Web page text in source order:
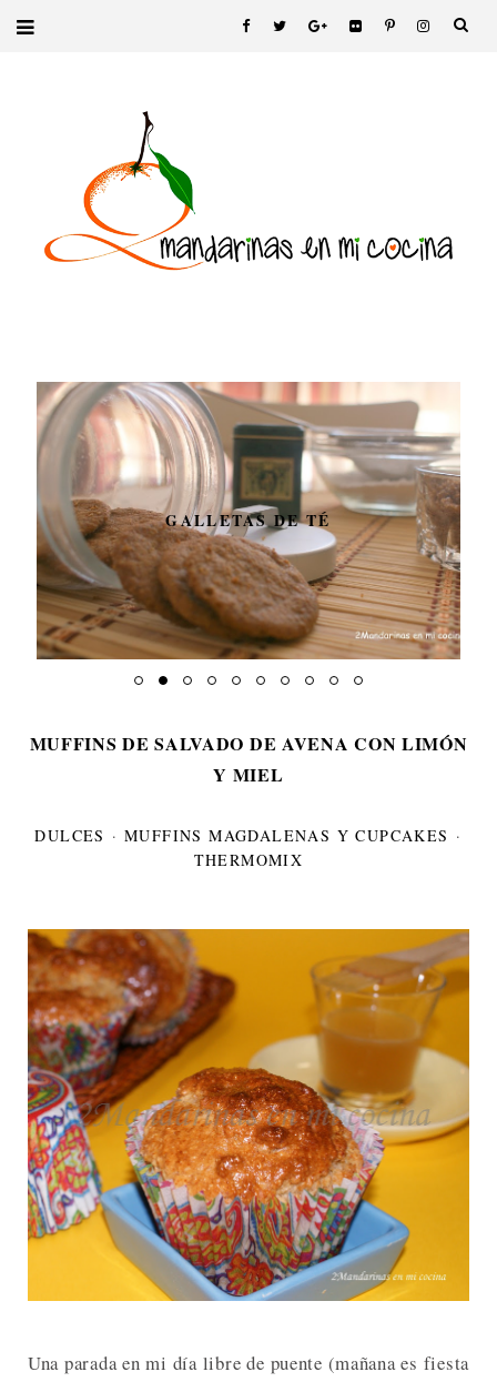
GALLETAS DE TÉ
MUFFINS DE SALVADO DE AVENA CON LIMÓN
Y MIEL
DULCES ·MUFFINS MAGDALENAS Y CUPCAKES ·
THERMOMIX
Una parada en mi día libre de puente (mañana es fiesta